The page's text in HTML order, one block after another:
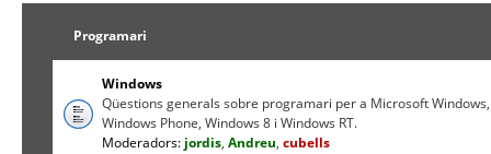
Programari
Windows
Qüestions generals sobre programari per a Microsoft Windows,
Windows Phone, Windows 8 i Windows RT.
Moderadors: jordis,Andreu,cubells